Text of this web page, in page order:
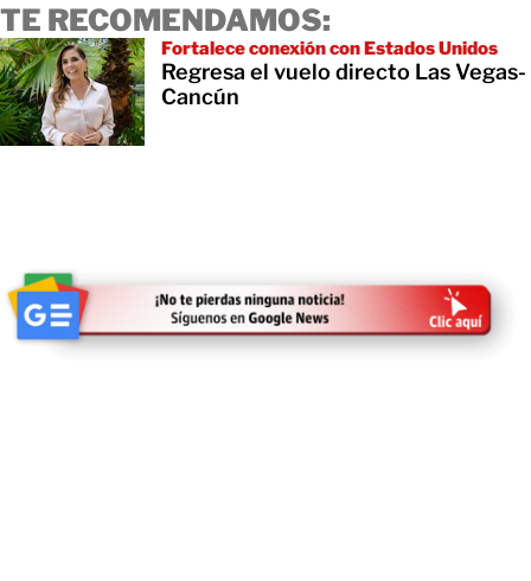
TE RECOMENDAMOS:
Fortalece conexión con Estados Unidos
Regresa el vuelo directo Las Vegas-
Cancún